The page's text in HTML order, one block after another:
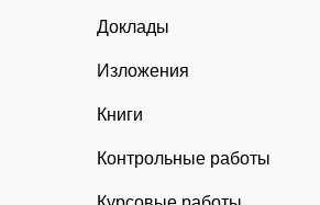
Доклады
Изложения
Книги
Контрольные работы